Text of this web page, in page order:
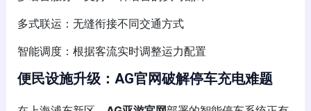
多式联运：无缝衔接不同交通方式
智能调度：根据客流实时调整运力配置
便民设施升级： AG官网破解停车充电难题